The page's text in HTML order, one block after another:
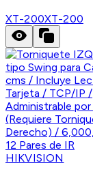
XT-200XT-200
HIKVISION